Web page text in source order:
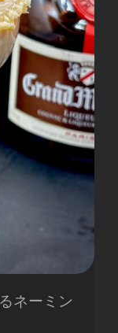
ネーミン